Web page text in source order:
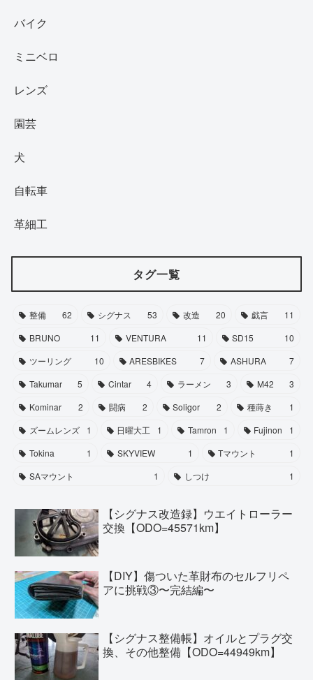
バイク
ミニベロ
レンズ
園芸
犬
自転車
革細工
タグ一覧
整備 62 シグナス 53 改造 20 戯言
11
BRUNO
11 VENTURA 11 SD15
10
ツーリング
10 ARESBIKES 7 ASHURA
7
Takumar
5 Cintar 4 ラーメン 3 M42
3
Kominar
2 闘病 2 Soligor 2 種蒔き
1
ズームレンズ
1 日曜大工 1 Tamron 1 Fujinon
1
Tokina
1 SKYVIEW 1 Tマウント
1
SAマウント
1 しつけ 1
【シグナス改造録】ウエイトローラー
交換【ODO=45571km】
【DIY】傷ついた革財布のセルフリペ
アに挑戦③〜完結編〜
【シグナス整備帳】オイルとプラグ交
換、その他整備【ODO=44949km】